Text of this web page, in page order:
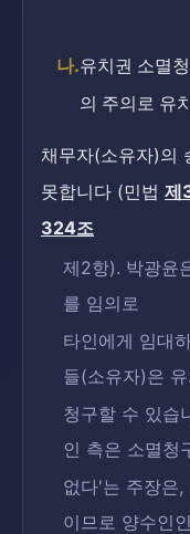
나.유치권 소멸
의 주의로 유
채무자(소유자)의
못합니다 (민법 제
324조
제2항). 박광윤
를 임의로
타인에게 임대
들(소유자)은
청구할 수 있습
인 측은 소멸청
없다'는 주장은
이므로 양수인